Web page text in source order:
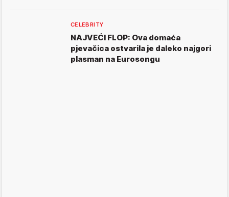
CELEBRITY
NAJVEĆI FLOP: Ova domaća
pjevačica ostvarila je daleko najgori
plasman na Eurosongu